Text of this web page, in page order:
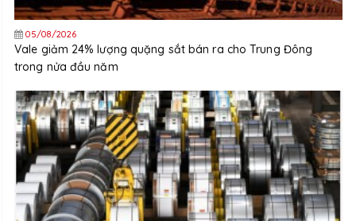
05/08/2026
Vale giảm 24% lượng quặng sắt bán ra cho Trung Đông
trong nửa đầu năm